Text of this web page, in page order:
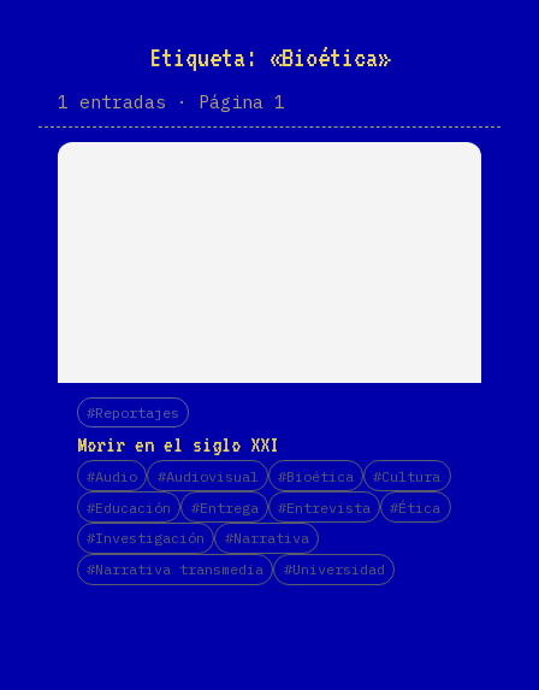
Etiqueta: «Bioética»
1 entradas · Página 1
#Reportajes
Morir en el siglo XXI
#Audio #Audiovisual #Bioética
#Cultura
#Educación
#Entrega #Entrevista
#Ética
#Investigación
#Narrativa
#Narrativa transmedia
#Universidad